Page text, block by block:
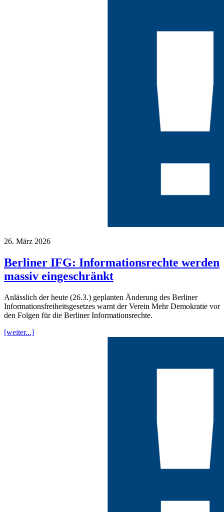
26. März 2026
Berliner IFG: Informationsrechte werden
massiv eingeschränkt
Anlässlich der heute (26.3.) geplanten Änderung des Berliner
Informationsfreiheitsgesetzes warnt der Verein Mehr Demokratie vor
den Folgen für die Berliner Informationsrechte.
[weiter...]